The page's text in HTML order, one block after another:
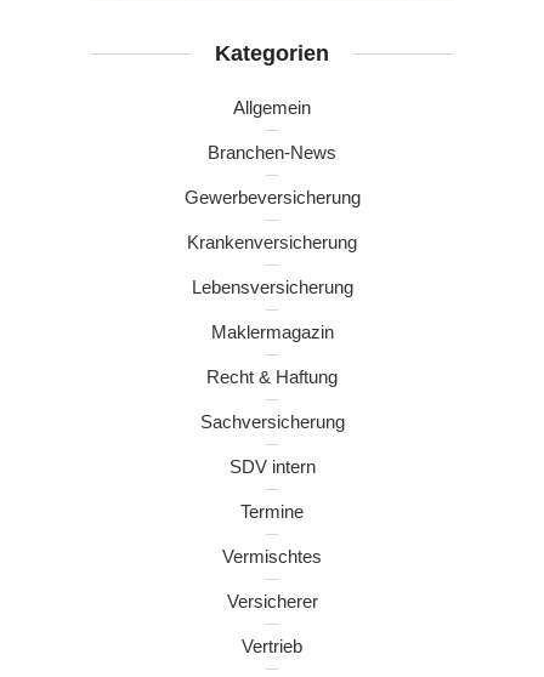
Kategorien
Allgemein
Branchen-News
Gewerbeversicherung
Krankenversicherung
Lebensversicherung
Maklermagazin
Recht & Haftung
Sachversicherung
SDV intern
Termine
Vermischtes
Versicherer
Vertrieb